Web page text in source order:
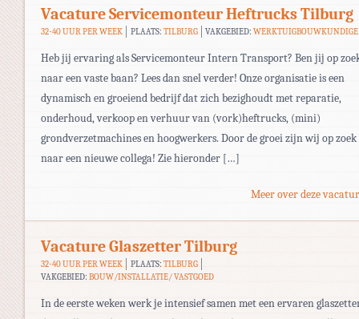
Vacature Servicemonteur Heftrucks Tilburg
32-40 UUR PER WEEK PLAATS: TILBURG VAKGEBIED:WERKTUIGBOUWKUNDIGE
Heb jij ervaring als Servicemonteur Intern Transport? Ben jij op
naar een vaste baan? Lees dan snel verder! Onze organisatie is een
dynamisch en groeiend bedrijf dat zich bezighoudt met reparatie,
onderhoud, verkoop en verhuur van (vork)heftrucks, (mini)
grondverzetmachines en hoogwerkers. Door de groei zijn wij op zoek
naar een nieuwe collega! Zie hieronder […]
Meer over deze
Vacature Glaszetter Tilburg
32-40 UUR PER WEEK PLAATS: TILBURG
VAKGEBIED: BOUW/INSTALLATIE/ VASTGOED
In de eerste weken werk je intensief samen met een ervaren